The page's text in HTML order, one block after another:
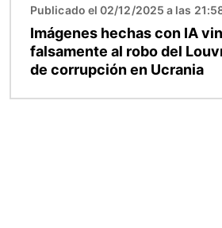
Publicado el 02/12/2025 a las
Imágenes hechas con IA
falsamente al robo del
de corrupción en Ucrania